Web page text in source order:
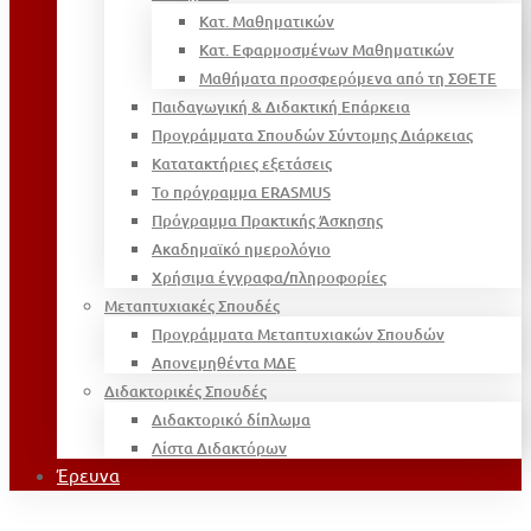
Κατ. Μαθηματικών
Κατ. Εφαρμοσμένων Μαθηματικών
Μαθήματα προσφερόμενα από τη ΣΘΕΤΕ
Παιδαγωγική & Διδακτική Επάρκεια
Προγράμματα Σπουδών Σύντομης Διάρκειας
Κατατακτήριες εξετάσεις
Το πρόγραμμα ERASMUS
Πρόγραμμα Πρακτικής Άσκησης
Ακαδημαϊκό ημερολόγιο
Χρήσιμα έγγραφα/πληροφορίες
Μεταπτυχιακές Σπουδές
Προγράμματα Μεταπτυχιακών Σπουδών
Απονεμηθέντα ΜΔΕ
Διδακτορικές Σπουδές
Διδακτορικό δίπλωμα
Λίστα Διδακτόρων
Έρευνα